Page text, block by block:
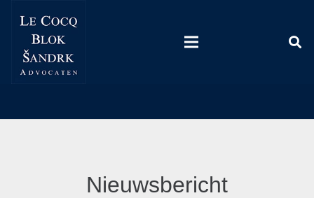
Nieuwsbericht